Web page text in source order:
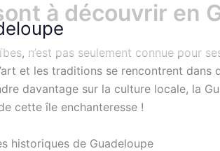
à découvrir en
n’est pas seulement connue pour
et les traditions se rencontrent dans
davantage sur la culture locale, la
cette île enchanteresse !
historiques de Guadeloupe